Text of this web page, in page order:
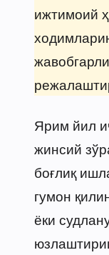
ижтимоий
Ярим йил
жинсий
боғлиқ
гумон
ёки